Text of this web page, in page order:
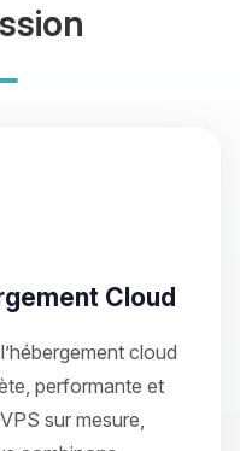
Cloud
cloud
performante et
sur mesure,